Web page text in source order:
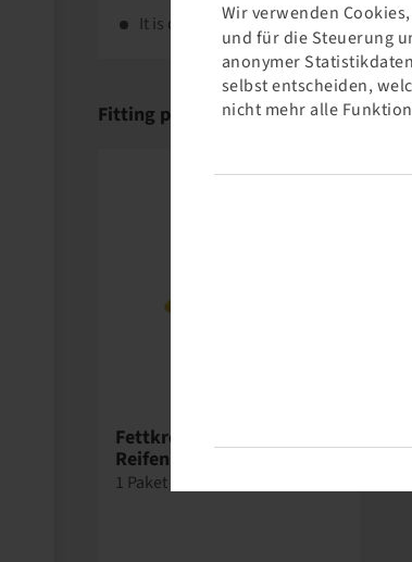
Wir verwenden
und für die Steuerung
anonymer
selbst entscheiden,
nicht mehr alle
It is characterised through
Fitting products
Fettkreide gelb /
Reifenmarker
1 Paket = 12 stück